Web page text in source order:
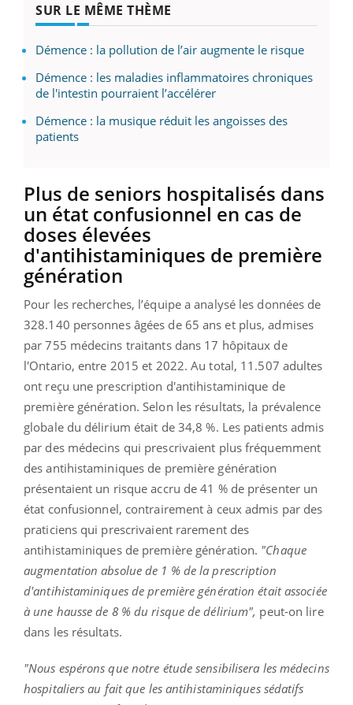
SUR LE MÊME THÈME
Démence : la pollution de l’air augmente le risque
Démence : les maladies inflammatoires chroniques
de l'intestin pourraient l’accélérer
Démence : la musique réduit les angoisses des
patients
Plus de seniors hospitalisés dans
un état confusionnel en cas de
doses élevées
d'antihistaminiques de première
génération
Pour les recherches, l’équipe a analysé les données de
328.140 personnes âgées de 65 ans et plus, admises
par 755 médecins traitants dans 17 hôpitaux de
l'Ontario, entre 2015 et 2022. Au total, 11.507 adultes
ont reçu une prescription d'antihistaminique de
première génération. Selon les résultats, la prévalence
globale du délirium était de 34,8 %. Les patients admis
par des médecins qui prescrivaient plus fréquemment
des antihistaminiques de première génération
présentaient un risque accru de 41 % de présenter un
état confusionnel, contrairement à ceux admis par des
praticiens qui prescrivaient rarement des
antihistaminiques de première génération. "Chaque
augmentation absolue de 1 % de la prescription
d'antihistaminiques de première génération était associée
à une hausse de 8 % du risque de délirium", peut-on lire
dans les résultats.
"Nous espérons que notre étude sensibilisera les médecins
hospitaliers au fait que les antihistaminiques sédatifs